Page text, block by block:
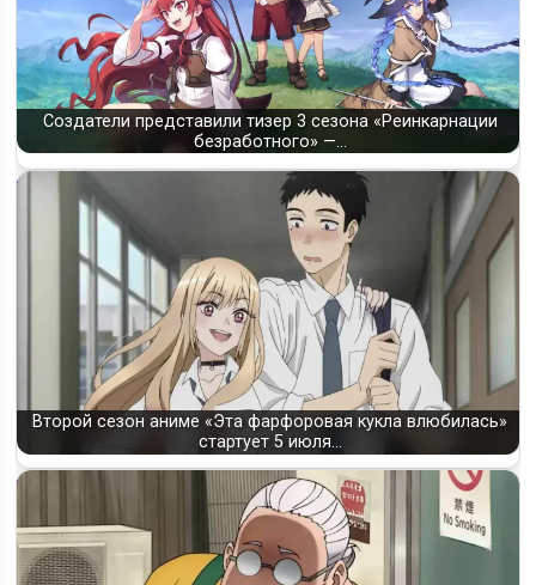
Создатели представили тизер 3 сезона «Реинкарнации
безработного» —…
Второй сезон аниме «Эта фарфоровая кукла влюбилась»
стартует 5 июля…